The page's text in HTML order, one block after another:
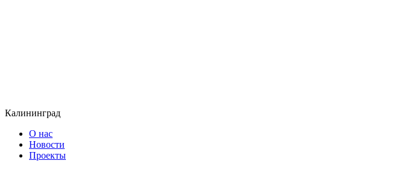
Калининград
О нас
Новости
Проекты